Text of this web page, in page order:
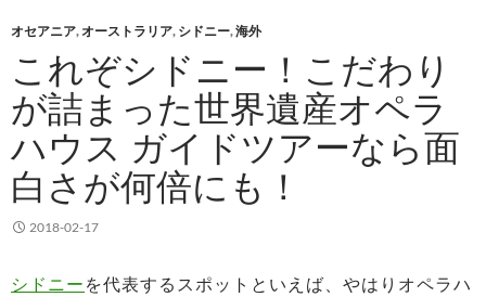
オセアニア,オーストラリア, シドニー,海外
これぞシドニー！こだわり
が詰まった世界遺産オペラ
ハウス ガイドツアーなら面
白さが何倍にも！
2018-02-17
シドニーを代表するスポットといえば、やはりオペラハ